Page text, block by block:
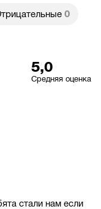
0
5,0
Средняя оценка
стали нам если